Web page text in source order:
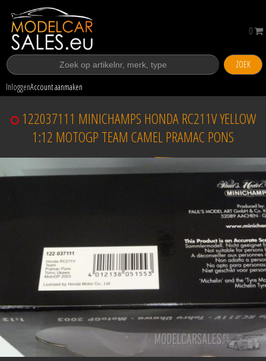
ZOEK
InloggenAccount aanmaken
0
122037111 MINICHAMPS HONDA RC211V YELLOW
1:12 MOTOGP TEAM CAMEL PRAMAC PONS
Verkocht